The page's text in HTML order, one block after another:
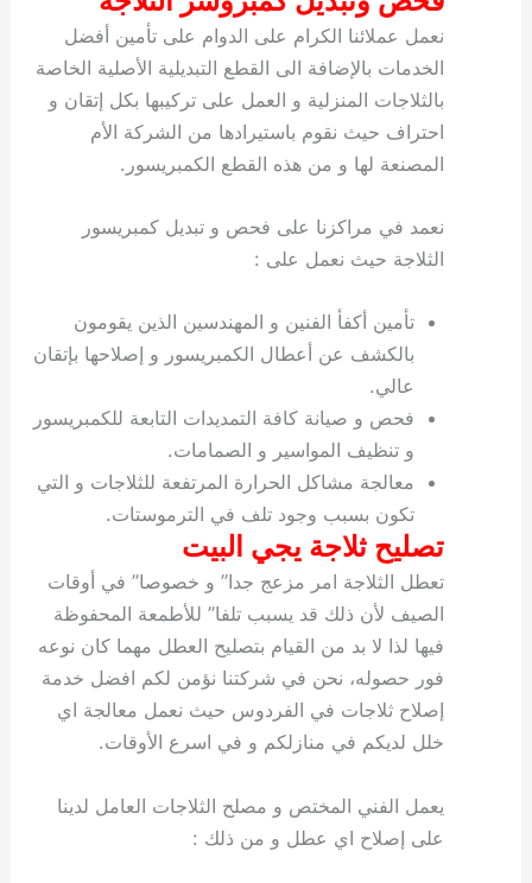
نعمل عملائنا الكرام على الدوام على تأمين أفضل
الخدمات بالإضافة الى القطع التبديلية الأصلية الخاصة
بالثلاجات المنزلية و العمل على تركيبها بكل إتقان و
احتراف حيث نقوم باستيرادها من الشركة الأم
المصنعة لها و من هذه القطع الكمبريسور.
نعمد في مراكزنا على فحص و تبديل كمبريسور
الثلاجة حيث نعمل على :
تأمين أكفأ الفنين و المهندسين الذين يقومون
بالكشف عن أعطال الكمبريسور و إصلاحها بإتقان
عالي.
فحص و صيانة كافة التمديدات التابعة للكمبريسور
و تنظيف المواسير و الصمامات.
معالجة مشاكل الحرارة المرتفعة للثلاجات و التي
تكون بسبب وجود تلف في الترموستات.
تصليح ثلاجة يجي البيت
تعطل الثلاجة امر مزعج جدا” و خصوصا” في أوقات
الصيف لأن ذلك قد يسبب تلفا” للأطمعة المحفوظة
فيها لذا لا بد من القيام بتصليح العطل مهما كان نوعه
فور حصوله، نحن في شركتنا نؤمن لكم افضل خدمة
إصلاح ثلاجات في الفردوس حيث نعمل معالجة اي
خلل لديكم في منازلكم و في اسرع الأوقات.
يعمل الفني المختص و مصلح الثلاجات العامل لدينا
على إصلاح اي عطل و من ذلك :